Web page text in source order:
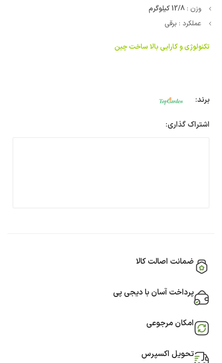
وزن : 12/8 کیلوگرم
عملکرد : برقی
تکنولوژی و کارایی بالا ساخت چین
برند:
اشتراک گذاری:
ضمانت اصالت کالا
پرداخت آسان با دیجی پی
امکان مرجوعی
تحویل اکسپرس